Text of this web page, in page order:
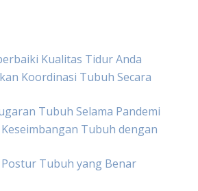
Kualitas Tidur Anda
Koordinasi Tubuh Secara
Tubuh Selama Pandemi
Tubuh dengan
Tubuh yang Benar